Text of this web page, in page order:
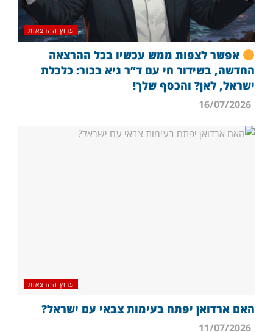
ערוץ ההרצאות
אפשר לצפות ממש עכשיו בכל ההרצאה
החדשה, בשידור חי עם ד”ר גיא בכור: כלכלת
ישראל, לאן? והכסף שלך!
ערוץ ההרצאות
האם ארדואן יפתח בעימות צבאי עם ישראל?